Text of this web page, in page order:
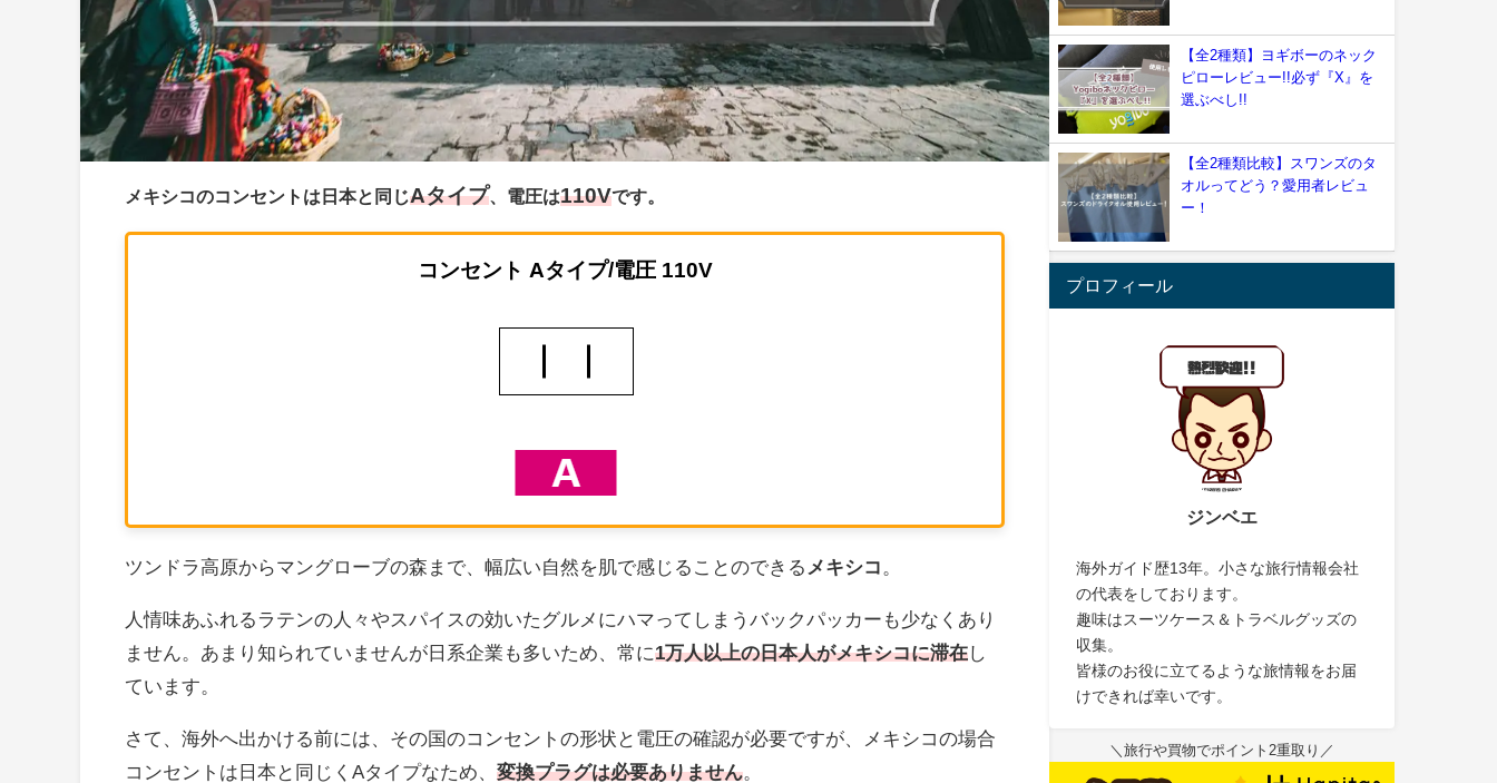
メキシコのコンセントは日本と同じAタイプ 、電圧は110Vです。
コンセント Aタイプ/電圧 110V
ツンドラ高原からマングローブの森まで、幅広い自然を肌で感じることのできる メキシコ 。
人情味あふれるラテンの人々やスパイスの効いたグルメにハマってしまうバックパッカーも少なくあり
ません。あまり知られていませんが日系企業も多いため、常に1万人以上の日本人がメキシコに滞在し
ています。
さて、海外へ出かける前には、その国のコンセントの形状と電圧の確認が必要ですが、メキシコの場合
コンセントは日本と同じくAタイプなため、 変換プラグは必要ありません。
【全2種類】ヨギボーのネック
ピローレビュー!!必ず『X』を
選ぶべし!!
【全2種類比較】スワンズのタ
オルってどう？愛用者レビュ
ー！
プロフィール
ジンベエ
海外ガイド歴13年。小さな旅行情報会社
の代表をしております。
趣味はスーツケース＆トラベルグッズの
収集。
皆様のお役に立てるような旅情報をお届
けできれば幸いです。
＼旅行や買物でポイント2重取り／